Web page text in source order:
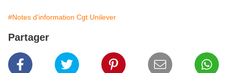
#Notes d'information Cgt Unilever
Partager